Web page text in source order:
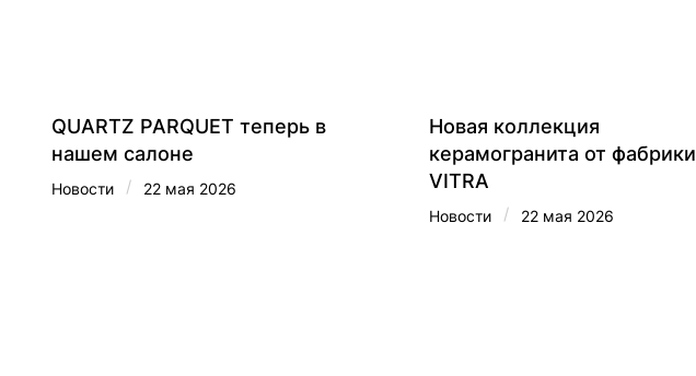
QUARTZ PARQUET теперь в
нашем салоне
Новости / 22 мая 2026
Новая коллекция
керамогранита от фабрики
VITRA
Новости / 22 мая 2026